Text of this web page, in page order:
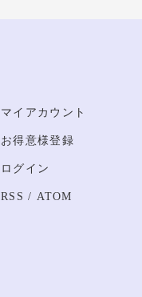
マイアカウント
お得意様登録
ログイン
RSS / ATOM